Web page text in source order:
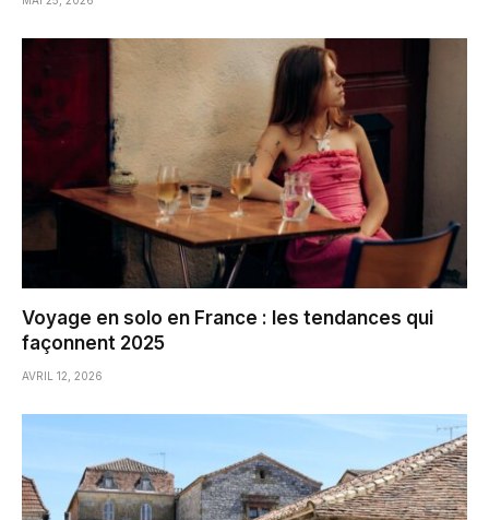
Voyage en solo en France : les tendances qui
façonnent 2025
AVRIL 12, 2026